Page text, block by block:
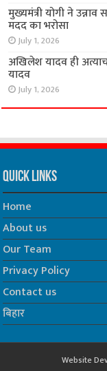
मुख्यमंत्री योगी ने
मदद का भरोसा
July 1, 2026
अखिलेश यादव ही
यादव
July 1, 2026
Quick Links
Home
About us
Our Team
Privacy Policy
Contact us
बिहार
Website